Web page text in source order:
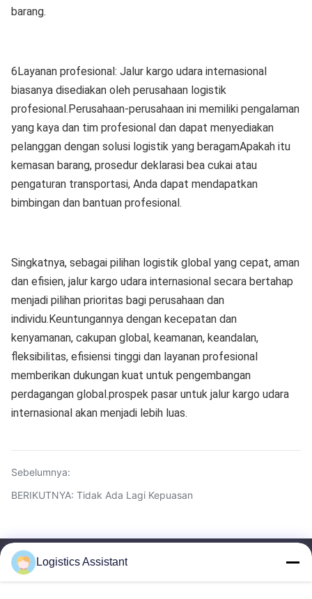
barang.
6Layanan profesional: Jalur kargo udara internasional
biasanya disediakan oleh perusahaan logistik
profesional.Perusahaan-perusahaan ini memiliki pengalaman
yang kaya dan tim profesional dan dapat menyediakan
pelanggan dengan solusi logistik yang beragamApakah itu
kemasan barang, prosedur deklarasi bea cukai atau
pengaturan transportasi, Anda dapat mendapatkan
bimbingan dan bantuan profesional.
Singkatnya, sebagai pilihan logistik global yang cepat, aman
dan efisien, jalur kargo udara internasional secara bertahap
menjadi pilihan prioritas bagi perusahaan dan
individu.Keuntungannya dengan kecepatan dan
kenyamanan, cakupan global, keamanan, keandalan,
fleksibilitas, efisiensi tinggi dan layanan profesional
memberikan dukungan kuat untuk pengembangan
perdagangan global.prospek pasar untuk jalur kargo udara
internasional akan menjadi lebih luas.
Sebelumnya:
BERIKUTNYA: Tidak Ada Lagi Kepuasan
Logistics Assistant